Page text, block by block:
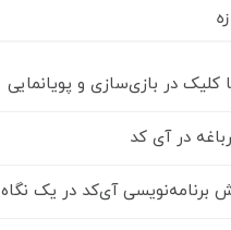
کلیک در بازی‌سازی و پویانمایی
در آی کد
برنامه‌نویسی آی‌کد در یک نگاه